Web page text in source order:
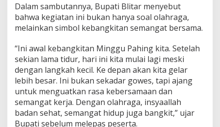
h
a
t
Dalam sambutannya, Bupati Blitar menyebut
bahwa kegiatan ini bukan hanya soal olahraga,
melainkan simbol kebangkitan semangat bersama.
“Ini awal kebangkitan Minggu Pahing kita. Setelah
sekian lama tidur, hari ini kita mulai lagi meski
dengan langkah kecil. Ke depan akan kita gelar
lebih besar. Ini bukan sekadar gowes, tapi ajang
untuk menguatkan rasa kebersamaan dan
semangat kerja. Dengan olahraga, insyaallah
badan sehat, semangat hidup juga bangkit,” ujar
Bupati sebelum melepas peserta.